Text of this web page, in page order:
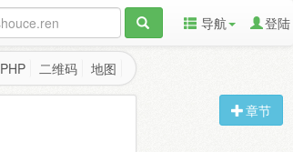
导航 登陆
PHP 二维码 地图
章节